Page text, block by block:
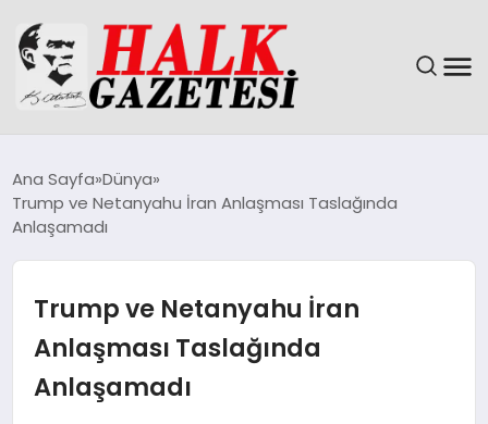
DÜNYA
MAGAZIN
Ana Sayfa Dünya
Trump ve Netanyahu İran Anlaşması Taslağında
Anlaşamadı
Trump ve Netanyahu İran
Anlaşması Taslağında
Anlaşamadı